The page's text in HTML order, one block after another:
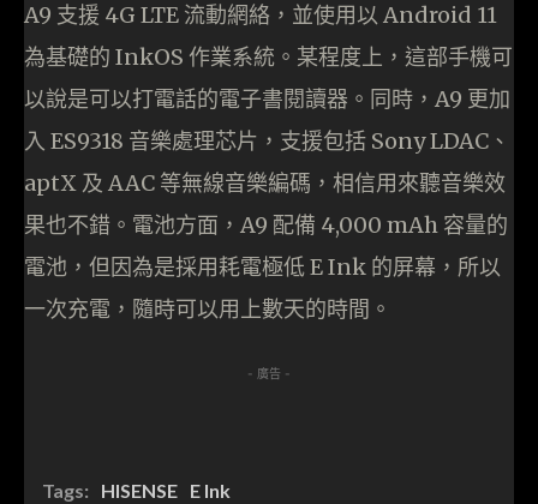
A9 支援 4G LTE 流動網絡，並使用以 Android 11
為基礎的 InkOS 作業系統。某程度上，這部手機可
以說是可以打電話的電子書閱讀器。同時，A9 更加
入 ES9318 音樂處理芯片，支援包括 Sony LDAC、
aptX 及 AAC 等無線音樂編碼，相信用來聽音樂效
果也不錯。電池方面，A9 配備 4,000 mAh 容量的
電池，但因為是採用耗電極低 E Ink 的屏幕，所以
一次充電，隨時可以用上數天的時間。
- 廣告 -
Tags: HISENSE E Ink